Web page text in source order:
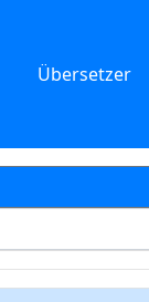
Übersetzer